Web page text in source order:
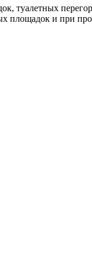
туалетных
площадок и при